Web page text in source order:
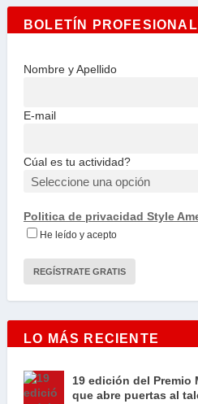
BOLETÍN PROFESIONAL
Nombre y Apellido
E-mail
Cúal es tu actividad?
Politica de privacidad Style
He leído y acepto
LO MÁS RECIENTE
19 edición del Premio
que abre puertas al